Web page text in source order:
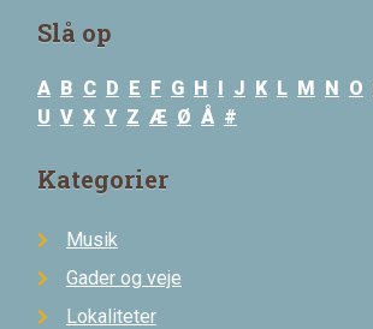
Slå op
A B C D E F G H I J K L M N O
U V X Y Z Æ Ø Å #
Kategorier
Musik
Gader og veje
Lokaliteter